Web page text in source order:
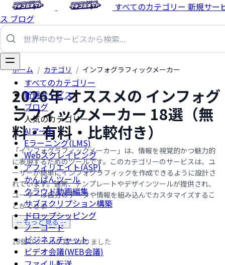
すべてのカテゴリー 新規サー
ス ブログ
すべてのカテゴリー
新規サービス
ブログ
人気のカテゴリー
AIアート
Eラーニング(LMS)
Webスクレイピング
アフィリエイト(ASP)
かんばんツール
クラウド動画編集
サブスクリプション構築
ドロップシッピング
ノーコード
ビジネスチャット
ビデオ会議(WEB会議)
ホーム / カテゴリ / インフォグラフィックメーカー
2026年 オススメの インフォグ
ラフィックメーカー 18選（無
料・有料・比較付き）
「インフォグラフィックメーカー」は、情報を視覚的かつ魅力的
に表現するためのツールです。このカテゴリーのサービスは、ユ
ーザーが簡単にインフォグラフィックを作成できるように設計さ
れています。通常、テンプレートやデザインツールが提供され、
ユーザーは自分のデータや情報を組み込んでカスタマイズするこ
とができま …...
-- もっと見る --
18個のツールが見つかりました